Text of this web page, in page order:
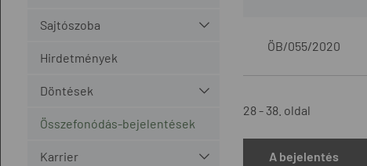
Sajtószoba
Hirdetmények
Döntések
Összefonódás-bejelentések
Karrier
ÖB/055/2020
28 - 38. oldal
A bejelentés